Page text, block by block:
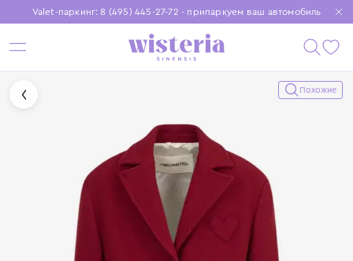
Valet-паркинг: 8 (495) 445-27-72 - припаркуем ваш автомобиль
Бесплатная доставка при заказе от 15 000 ₽
Установите приложение, чтобы покупки были еще удобнее
Похожие